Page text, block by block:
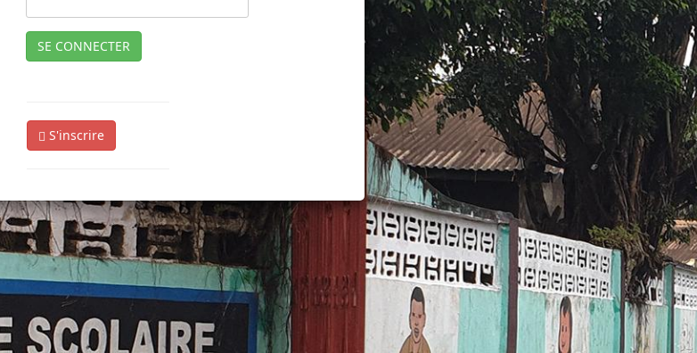
SE CONNECTER
S'inscrire